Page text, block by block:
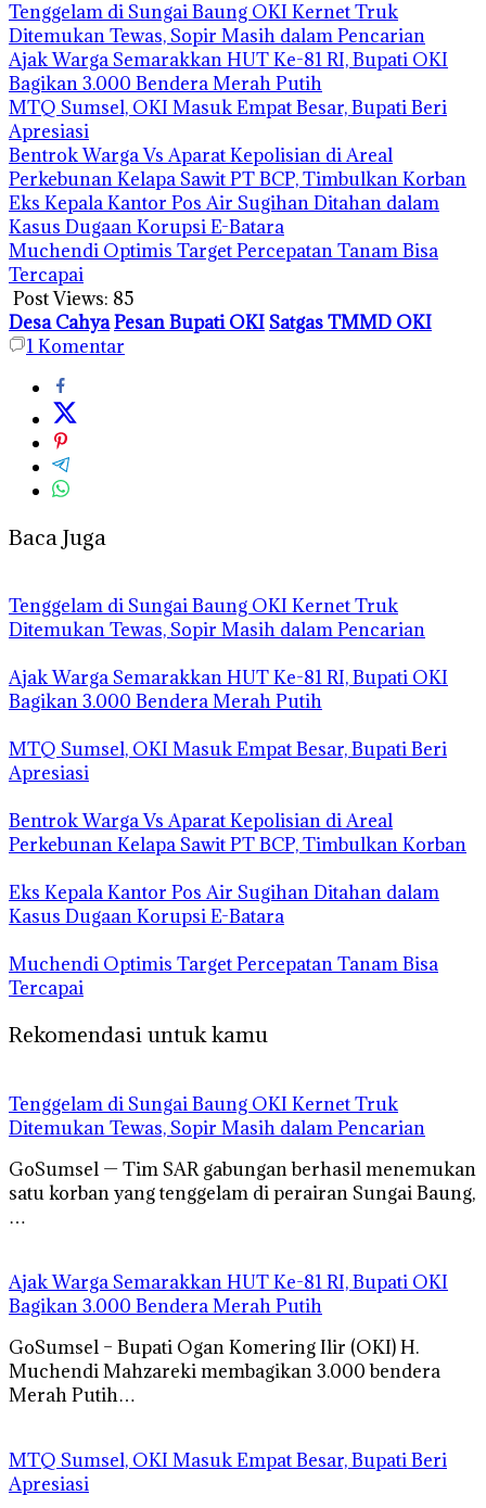
Tenggelam di Sungai Baung OKI Kernet Truk
Ditemukan Tewas, Sopir Masih dalam Pencarian
Ajak Warga Semarakkan HUT Ke-81 RI, Bupati OKI
Bagikan 3.000 Bendera Merah Putih
MTQ Sumsel, OKI Masuk Empat Besar, Bupati Beri
Apresiasi
Bentrok Warga Vs Aparat Kepolisian di Areal
Perkebunan Kelapa Sawit PT BCP, Timbulkan Korban
Eks Kepala Kantor Pos Air Sugihan Ditahan dalam
Kasus Dugaan Korupsi E-Batara
Muchendi Optimis Target Percepatan Tanam Bisa
Tercapai
Post Views: 85
Desa CahyaPesan Bupati OKI Satgas TMMD OKI
1Komentar
Baca Juga
Tenggelam di Sungai Baung OKI Kernet Truk
Ditemukan Tewas, Sopir Masih dalam Pencarian
Ajak Warga Semarakkan HUT Ke-81 RI, Bupati OKI
Bagikan 3.000 Bendera Merah Putih
MTQ Sumsel, OKI Masuk Empat Besar, Bupati Beri
Apresiasi
Bentrok Warga Vs Aparat Kepolisian di Areal
Perkebunan Kelapa Sawit PT BCP, Timbulkan Korban
Eks Kepala Kantor Pos Air Sugihan Ditahan dalam
Kasus Dugaan Korupsi E-Batara
Muchendi Optimis Target Percepatan Tanam Bisa
Tercapai
Rekomendasi untuk kamu
Tenggelam di Sungai Baung OKI Kernet Truk
Ditemukan Tewas, Sopir Masih dalam Pencarian
GoSumsel — Tim SAR gabungan berhasil menemukan
satu korban yang tenggelam di perairan Sungai Baung,
…
Ajak Warga Semarakkan HUT Ke-81 RI, Bupati OKI
Bagikan 3.000 Bendera Merah Putih
GoSumsel – Bupati Ogan Komering Ilir (OKI) H.
Muchendi Mahzareki membagikan 3.000 bendera
Merah Putih…
MTQ Sumsel, OKI Masuk Empat Besar, Bupati Beri
Apresiasi